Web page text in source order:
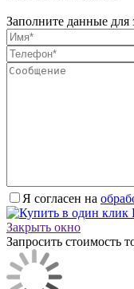
Заполните данные для
Я согласен на
Закрыть окно
Запросить стоимость